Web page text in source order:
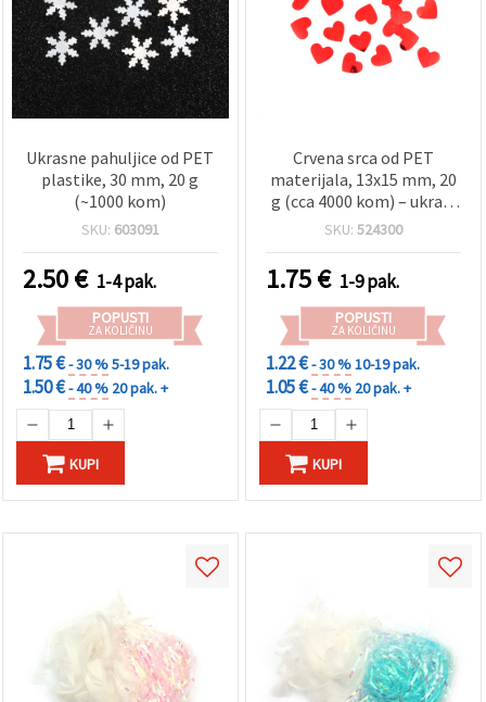
Ukrasne pahuljice od PET
plastike, 30 mm, 20 g
(~1000 kom)
SKU: 603091
2.50€ 1-4 pak.
POPUSTI
ZA KOLIČINU
1.75 €- 30 %5-19 pak.
1.50 €- 40 % 20 pak. +
KUPI
Crvena srca od PET
materijala, 13x15 mm, 20
g (cca 4000 kom) – ukrasi
za ručni rad
SKU: 524300
1.75€ 1-9 pak.
POPUSTI
ZA KOLIČINU
1.22 €- 30 %10-19 pak.
1.05 €- 40 % 20 pak. +
KUPI